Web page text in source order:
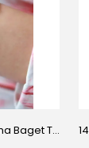
14 Ayar Altın Kaplama Baget Taşlı Vip Bileklik